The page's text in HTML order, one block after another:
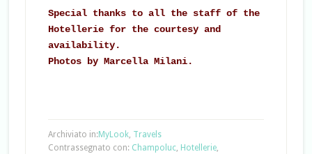
Special thanks to all the staff of the
Hotellerie for the courtesy and
availability.
Photos by Marcella Milani.
Archiviato in: MyLook, Travels
Contrassegnato con: Champoluc, Hotellerie,